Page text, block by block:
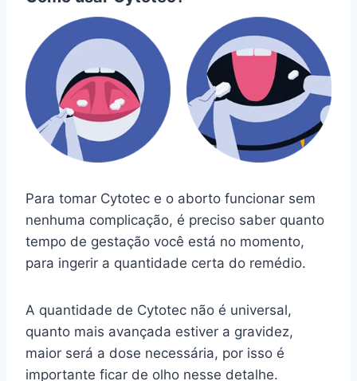
Para tomar Cytotec e o aborto funcionar sem
nenhuma complicação, é preciso saber quanto
tempo de gestação você está no momento,
para ingerir a quantidade certa do remédio.
A quantidade de Cytotec não é universal,
quanto mais avançada estiver a gravidez,
maior será a dose necessária, por isso é
importante ficar de olho nesse detalhe.